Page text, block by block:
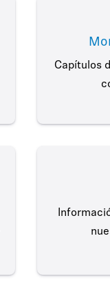
Capítulos